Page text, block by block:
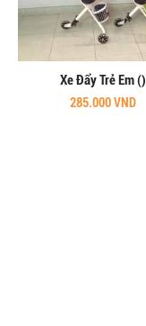
Xe Đẩy Trẻ Em ()
285.000 VND